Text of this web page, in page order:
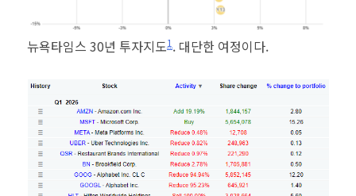
뉴욕타임스 30년 투자지도1 . 대단한 여정이다.